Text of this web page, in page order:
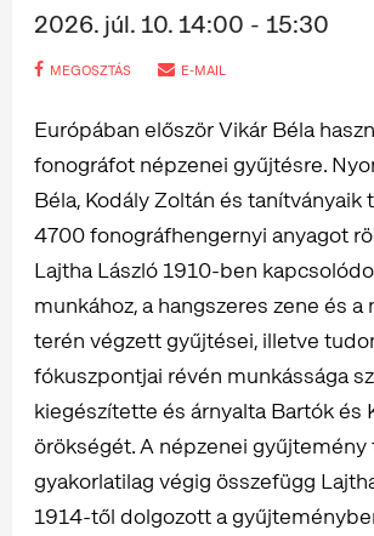
2026. júl. 10. 14:00 - 15:30
MEGOSZTÁS E-MAIL
Európában először Vikár Béla
fonográfot népzenei gyűjtésre.
Béla, Kodály Zoltán és
4700 fonográfhengernyi anyagot
Lajtha László 1910-ben
munkához, a hangszeres zene és
terén végzett gyűjtései, illetve
fókuszpontjai révén munkássága
kiegészítette és árnyalta Bartók és
örökségét. A népzenei
gyakorlatilag végig összefügg
1914-től dolgozott a